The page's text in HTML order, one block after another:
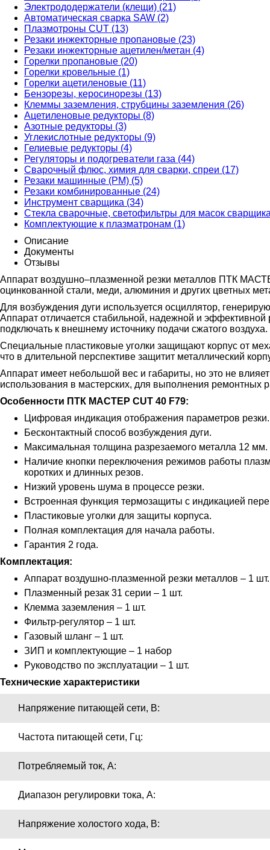
Электрододержатели (клещи) (21)
Автоматическая сварка SAW (2)
Плазмотроны CUT (13)
Резаки инжекторные пропановые (23)
Резаки инжекторные ацетилен/метан (4)
Горелки пропановые (20)
Горелки кровельные (1)
Горелки ацетиленовые (11)
Бензорезы, керосинорезы (13)
Клеммы заземления, струбцины заземления (26)
Ацетиленовые редукторы (8)
Азотные редукторы (3)
Углекислотные редукторы (9)
Гелиевые редукторы (4)
Регуляторы и подогреватели газа (44)
Сварочный флюс, химия для сварки, спреи (17)
Резаки машинные (РМ) (5)
Резаки комбинированные (24)
Инструмент сварщика (34)
Стекла сварочные, светофильтры для масок
Комплектующие к плазматронам (1)
Описание
Документы
Отзывы
Аппарат воздушно–плазменной резки металлов ПТК
оцинкованной стали, меди, алюминия и других цветных
Для возбуждения дуги используется осциллятор,
Аппарат отличается стабильной, надежной и
подключать к внешнему источнику подачи сжатого
Специальные пластиковые уголки защищают корпус от
что в длительной перспективе защитит металлический
Аппарат имеет небольшой вес и габариты, но это не
использования в мастерских, для выполнения ремонтных
Особенности ПТК МАСТЕР CUT 40 F79:
Цифровая индикация отображения параметров резки.
Бесконтактный способ возбуждения дуги.
Максимальная толщина разрезаемого металла 12 мм.
Наличие кнопки переключения режимов работы
коротких и длинных резов.
Низкий уровень шума в процессе резки.
Встроенная функция термозащиты с индикацией
Пластиковые уголки для защиты корпуса.
Полная комплектация для начала работы.
Гарантия 2 года.
Комплектация:
Аппарат воздушно-плазменной резки металлов – 1 шт.
Плазменный резак 31 серии – 1 шт.
Клемма заземления – 1 шт.
Фильтр-регулятор – 1 шт.
Газовый шланг – 1 шт.
ЗИП и комплектующие – 1 набор
Руководство по эксплуатации – 1 шт.
Технические характеристики
Напряжение питающей сети, В:
Частота питающей сети, Гц:
Потребляемый ток, А:
Диапазон регулировки тока, А:
Напряжение холостого хода, В: